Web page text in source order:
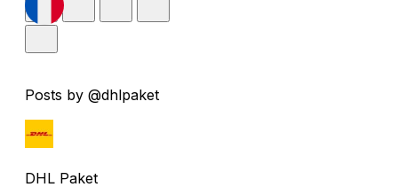
Posts by @dhlpaket
DHL Paket